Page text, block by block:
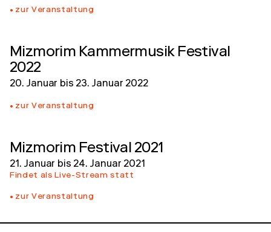
zur Veranstaltung
Mizmorim Kammermusik Festival
2022
20. Januar bis 23. Januar 2022
zur Veranstaltung
Mizmorim Festival 2021
21. Januar bis 24. Januar 2021
Findet als Live-Stream statt
zur Veranstaltung